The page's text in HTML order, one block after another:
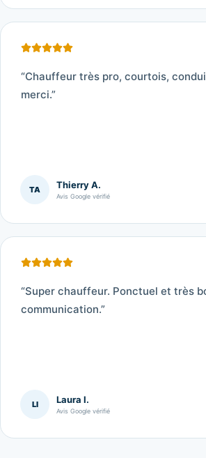
“Chauffeur très pro, courtois,
merci.”
TA Thierry A.
Avis Google vérifié
“Super chauffeur. Ponctuel et très
communication.”
LI Laura I.
Avis Google vérifié